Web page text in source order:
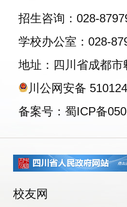
招生咨询：028-
学校办公室：028-
地址：四川省成都
川公网安备
备案号：蜀ICP备
校友网